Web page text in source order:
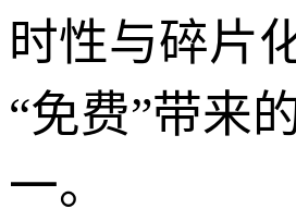
时性与碎片
“免费”带来
一。